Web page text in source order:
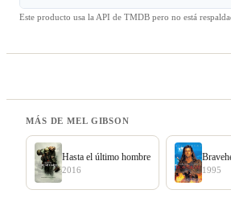
Este producto usa la API de TMDB pero no está
MÁS DE MEL GIBSON
Hasta el último hombre
2016 1995